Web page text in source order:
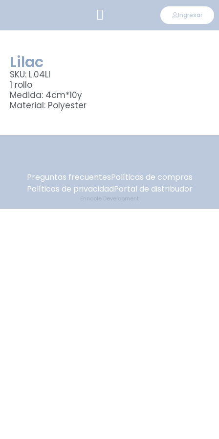
Ingresar
Lilac
SKU: L.04LI
1 rollo
Medida: 4cm*10y
Material: Polyester
Preguntas frecuentesPolíticas de compras
Políticas de privacidadPortal de distribudor
Ennoble Development